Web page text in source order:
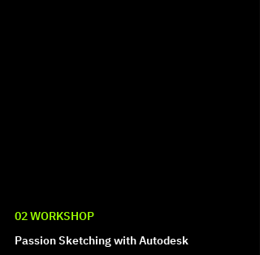
02 WORKSHOP
Passion Sketching with Autodesk